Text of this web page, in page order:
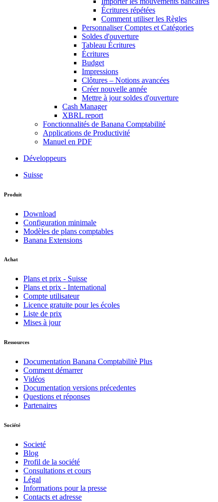
Écritures répétées
Comment utiliser les Règles
Personnaliser Comptes et Catégories
Soldes d'ouverture
Tableau Écritures
Écritures
Budget
Impressions
Clôtures – Notions avancées
Créer nouvelle année
Mettre à jour soldes d'ouverture
Cash Manager
XBRL report
Fonctionnalités de Banana Comptabilité
Applications de Productivité
Manuel en PDF
Développeurs
Suisse
Produit
Download
Configuration minimale
Modèles de plans comptables
Banana Extensions
Achat
Plans et prix - Suisse
Plans et prix - International
Compte utilisateur
Licence gratuite pour les écoles
Liste de prix
Mises à jour
Ressources
Documentation Banana Comptabilitè Plus
Comment démarrer
Vidéos
Documentation versions précedentes
Questions et réponses
Partenaires
Société
Societé
Blog
Profil de la société
Consultations et cours
Légal
Informations pour la presse
Contacts et adresse